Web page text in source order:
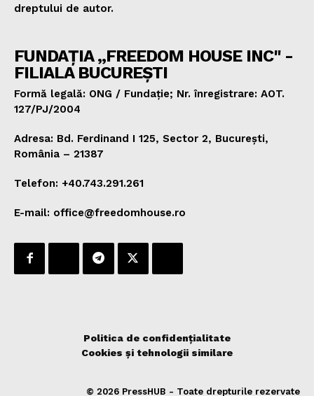
dreptului de autor.
FUNDAȚIA „FREEDOM HOUSE INC" -
FILIALA BUCUREȘTI
Formă legală: ONG / Fundație; Nr. înregistrare: AOT.
127/PJ/2004
Adresa: Bd. Ferdinand I 125, Sector 2, București,
România – 21387
Telefon: +40.743.291.261
E-mail: office@freedomhouse.ro
Politica de confidențialitate
Cookies și tehnologii similare
© 2026 PressHUB - Toate drepturile rezervate